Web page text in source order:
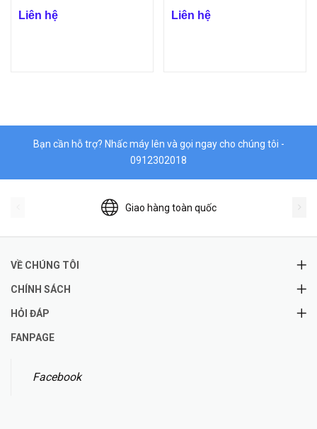
Liên hệ Liên hệ
Bạn cần hỗ trợ? Nhấc máy lên và gọi ngay cho chúng tôi -
0912302018
Giao hàng toàn quốc
VỀ CHÚNG TÔI
CHÍNH SÁCH
HỎI ĐÁP
FANPAGE
Facebook